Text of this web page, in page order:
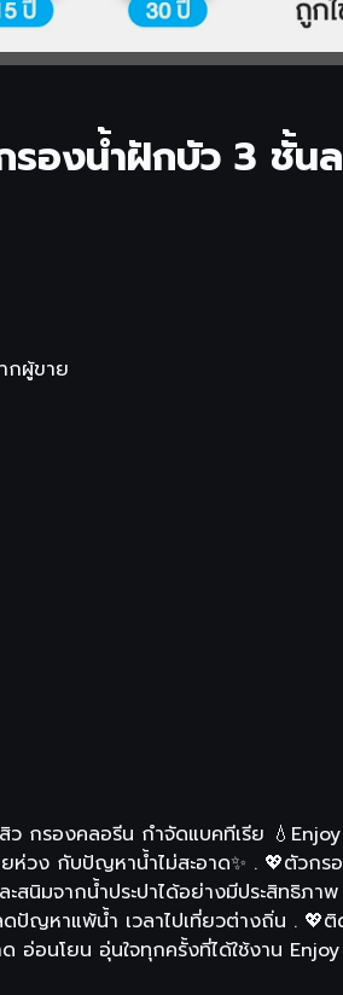
องน้ำฝักบัว 3 ชั้น
กผู้ขาย
กรองคลอรีน กำจัดแบคทีเรีย
วง กับปัญหาน้ำไม่สะอาด✨ . 💖ตัวก
สนิมจากน้ำประปาได้อย่างมีประสิทธิ
ปัญหาแพ้น้ำ เวลาไปเที่ยวต่างถิ่น .
อ่อนโยน อุ่นใจทุกครั้งที่ได้ใช้งาน